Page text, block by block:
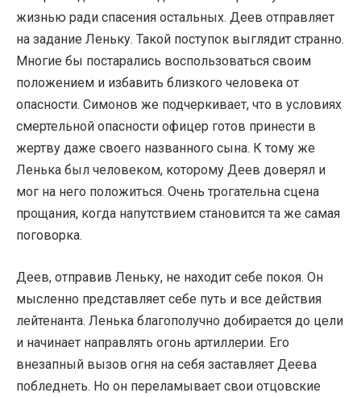
жизнью ради спасения остальных. Деев отправляет
на задание Леньку. Такой поступок выглядит странно.
Многие бы постарались воспользоваться своим
положением и избавить близкого человека от
опасности. Симонов же подчеркивает, что в условиях
смертельной опасности офицер готов принести в
жертву даже своего названного сына. К тому же
Ленька был человеком, которому Деев доверял и
мог на него положиться. Очень трогательна сцена
прощания, когда напутствием становится та же самая
поговорка.
Деев, отправив Леньку, не находит себе покоя. Он
мысленно представляет себе путь и все действия
лейтенанта. Ленька благополучно добирается до цели
и начинает направлять огонь артиллерии. Его
внезапный вызов огня на себя заставляет Деева
побледнеть. Но он переламывает свои отцовские